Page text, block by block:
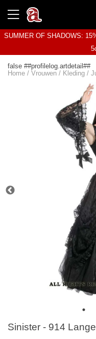
SUMMER OF SHADOWS:
false ##profilelog.artdetail##
Home / Vrouwen / Kleding /
Sinister - 914